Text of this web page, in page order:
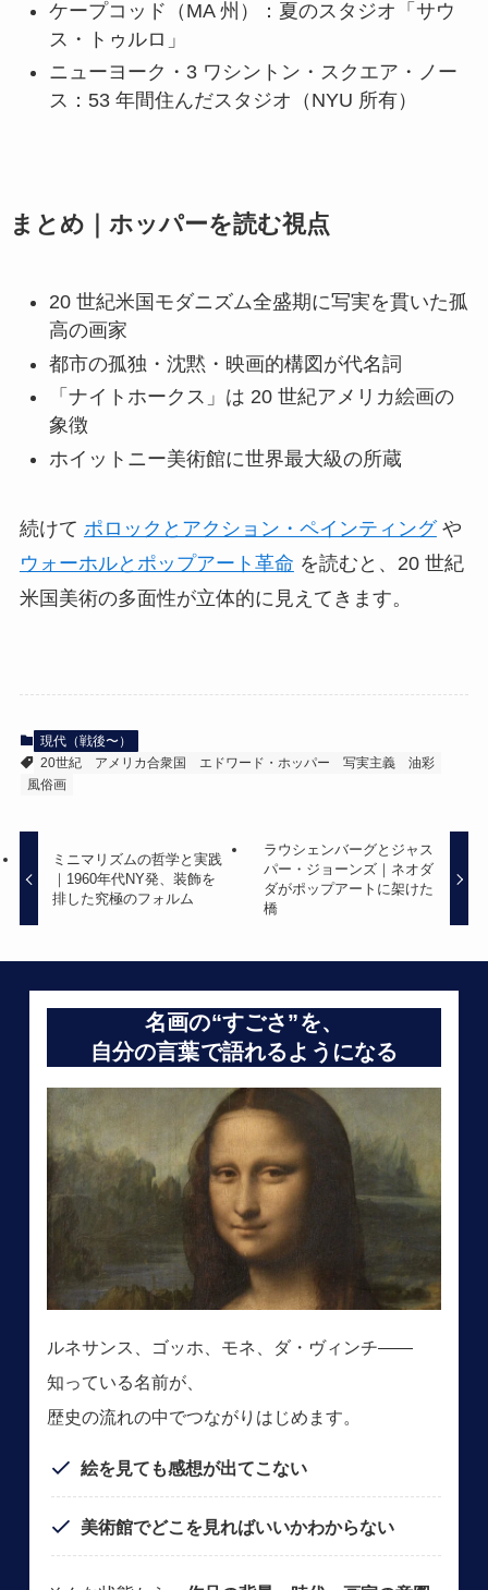
ケープコッド（MA 州）：夏のスタジオ「サウ
ス・トゥルロ」
ニューヨーク・3 ワシントン・スクエア・ノー
ス：53 年間住んだスタジオ（NYU 所有）
まとめ｜ホッパーを読む視点
20 世紀米国モダニズム全盛期に写実を貫いた孤
高の画家
都市の孤独・沈黙・映画的構図が代名詞
「ナイトホークス」は 20 世紀アメリカ絵画の
象徴
ホイットニー美術館に世界最大級の所蔵
続けて ポロックとアクション・ペインティングや
ウォーホルとポップアート革命 を読むと、20 世紀
米国美術の多面性が立体的に見えてきます。
現代（戦後〜）
20世紀
アメリカ合衆国 エドワード・ホッパー 写実主義
油彩
風俗画
ミニマリズムの哲学と実践
｜1960年代NY発、装飾を
排した究極のフォルム
ラウシェンバーグとジャス
パー・ジョーンズ｜ネオダ
ダがポップアートに架けた
橋
名画の“すごさ”を、
自分の言葉で語れるようになる
ルネサンス、ゴッホ、モネ、ダ・ヴィンチ――
知っている名前が、
歴史の流れの中でつながりはじめます。
絵を見ても感想が出てこない
美術館でどこを見ればいいかわからない